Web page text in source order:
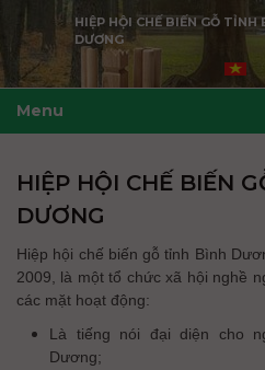
HIỆP HỘI CHẾ BIẾN GỖ TỈNH
DƯƠNG
Menu
HIỆP HỘI CHẾ BIẾN
DƯƠNG
Hiệp hội chế biến gỗ tỉnh Bình
2009, là một tổ chức xã hội nghề
các mặt hoạt động:
Là tiếng nói đại diện cho
Dương;